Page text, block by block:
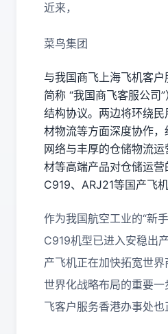
近来，
菜鸟集团
与我国商飞上海飞机客
简称 “我国商飞客服公司
结构协议。两边将环绕
材物流等方面深度协作
网络与丰厚的仓储物流
材等高端产品对仓储运
C919、ARJ21等国产飞
作为我国航空工业的“新
C919机型已进入安稳出
产飞机正在加快拓宽世
世界化战略布局的重要
飞客户服务香港办事处也